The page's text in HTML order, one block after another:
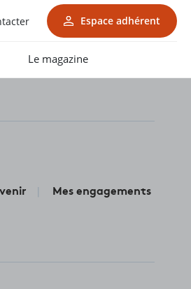
Espace adhérent
Le magazine
Mes engagements